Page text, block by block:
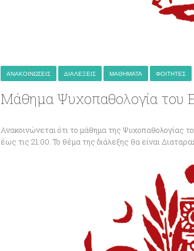
ΑΝΑΚΟΙΝΏΣΕΙΣ ΔΙΑΛΈΞΕΙΣ ΜΑΘΉΜΑΤΑ ΦΟΙΤΗΤΈΣ
Μάθημα Ψυχοπαθολογία του
Ανακοινώνεται ότι το μάθημα της Ψυχοπαθολογίας
έως τις 21:00. Το θέμα της διάλεξης θα είναι